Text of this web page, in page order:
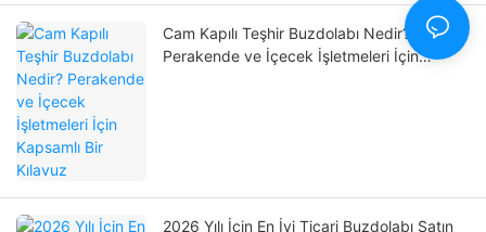
Cam Kapılı Teşhir Buzdolabı Nedir?
Perakende ve İçecek İşletmeleri İçin
2026 Yılı İçin En İyi Ticari Buzdolabı Satın